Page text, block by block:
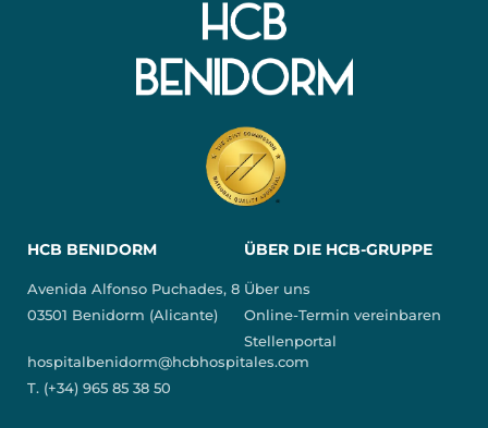
HCB BENIDORM
Avenida Alfonso Puchades, 8
03501 Benidorm (Alicante)
hospitalbenidorm@hcbhospitales.com
T. (+34) 965 85 38 50
ÜBER DIE HCB-GRUPPE
Über uns
Online-Termin vereinbaren
Stellenportal